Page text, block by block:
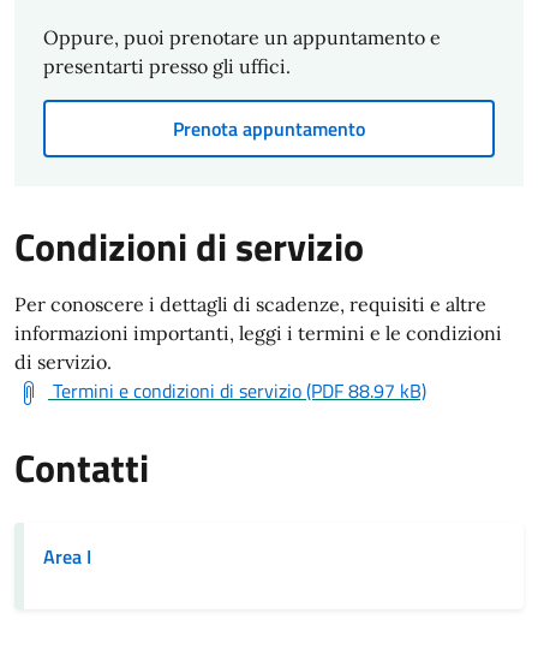
Oppure, puoi prenotare un appuntamento e
presentarti presso gli uffici.
Prenota appuntamento
Condizioni di servizio
Per conoscere i dettagli di scadenze, requisiti e altre
informazioni importanti, leggi i termini e le condizioni
di servizio.
Termini e condizioni di servizio (PDF 88.97 kB)
Contatti
Area I